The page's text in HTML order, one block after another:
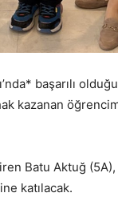
başarılı
kazanan
Batu Aktuğ
katılacak.